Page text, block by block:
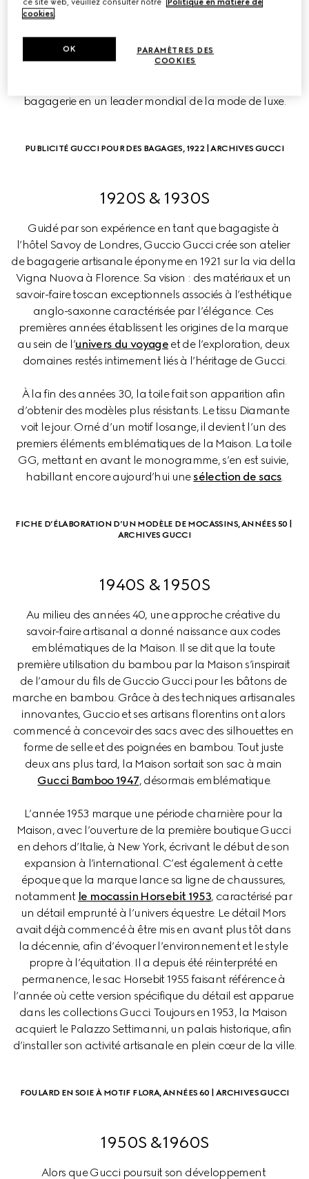
L’histoire de la Maison, qui s’étend sur plus d’un siècle,
met en évidence une vision en constante évolution.
Chaque décennie est marquée par une succession de
jalons historiques qui caractérisent l’évolution de la
bagagerie en un leader mondial de la mode de luxe.
PUBLICITÉ GUCCI POUR DES BAGAGES, 1922 | ARCHIVES GUCCI
1920S & 1930S
Guidé par son expérience en tant que bagagiste à
l’hôtel Savoy de Londres, Guccio Gucci crée son atelier
de bagagerie artisanale éponyme en 1921 sur la via della
Vigna Nuova à Florence. Sa vision : des matériaux et un
savoir-faire toscan exceptionnels associés à l’esthétique
anglo-saxonne caractérisée par l’élégance. Ces
premières années établissent les origines de la marque
au sein de l’univers du voyage et de l’exploration, deux
domaines restés intimement liés à l’héritage de Gucci.
À la fin des années 30, la toile fait son apparition afin
d’obtenir des modèles plus résistants. Le tissu Diamante
voit le jour. Orné d’un motif losange, il devient l’un des
premiers éléments emblématiques de la Maison. La toile
GG, mettant en avant le monogramme, s’en est suivie,
habillant encore aujourd’hui une sélection de sacs.
FICHE D’ÉLABORATION D’UN MODÈLE DE MOCASSINS, ANNÉES 50 |
ARCHIVES GUCCI
1940S & 1950S
Au milieu des années 40, une approche créative du
savoir-faire artisanal a donné naissance aux codes
emblématiques de la Maison. Il se dit que la toute
première utilisation du bambou par la Maison s’inspirait
de l’amour du fils de Guccio Gucci pour les bâtons de
marche en bambou. Grâce à des techniques artisanales
innovantes, Guccio et ses artisans florentins ont alors
commencé à concevoir des sacs avec des silhouettes en
forme de selle et des poignées en bambou. Tout juste
deux ans plus tard, la Maison sortait son sac à main
Gucci Bamboo 1947, désormais emblématique.
L’année 1953 marque une période charnière pour la
Maison, avec l’ouverture de la première boutique Gucci
en dehors d’Italie, à New York, écrivant le début de son
expansion à l’international. C’est également à cette
époque que la marque lance sa ligne de chaussures,
notamment le mocassin Horsebit 1953, caractérisé par
un détail emprunté à l’univers équestre. Le détail Mors
avait déjà commencé à être mis en avant plus tôt dans
la décennie, afin d’évoquer l’environnement et le style
propre à l’équitation. Il a depuis été réinterprété en
permanence, le sac Horsebit 1955 faisant référence à
l’année où cette version spécifique du détail est apparue
dans les collections Gucci. Toujours en 1953, la Maison
acquiert le Palazzo Settimanni, un palais historique, afin
d’installer son activité artisanale en plein cœur de la ville.
FOULARD EN SOIE À MOTIF FLORA, ANNÉES 60 | ARCHIVES GUCCI
1950S &1960S
Alors que Gucci poursuit son développement
ce site web, veuillez consulter notre
Politique en matière de
cookies.
PARAMÈTRES DES
COOKIES
OK